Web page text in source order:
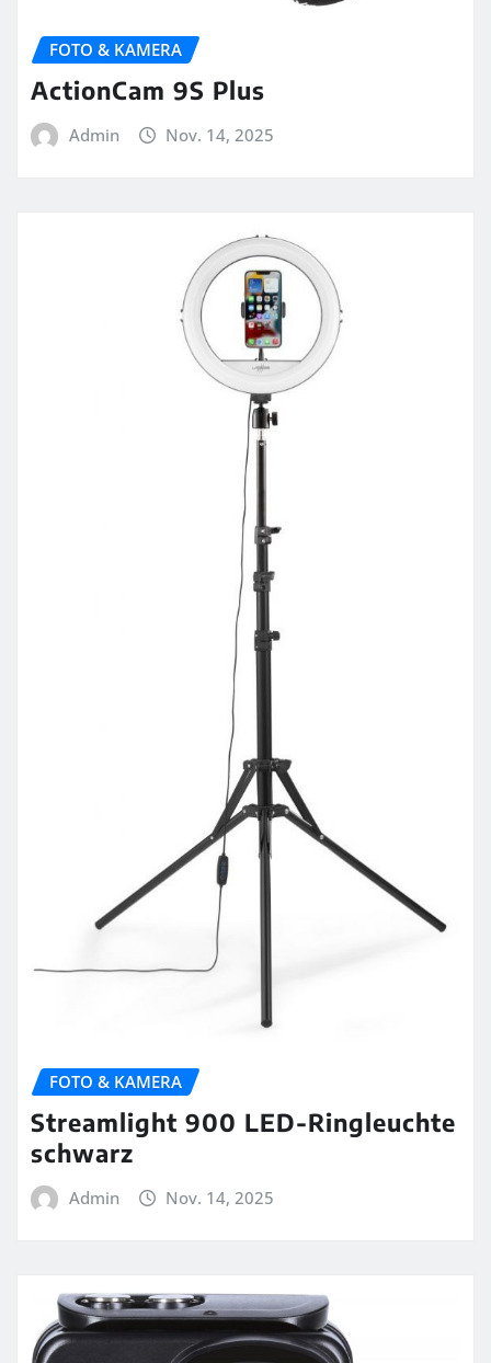
FOTO & KAMERA
ActionCam 9S Plus
Admin Nov. 14, 2025
FOTO & KAMERA
Streamlight 900 LED-Ringleuchte
schwarz
Admin Nov. 14, 2025